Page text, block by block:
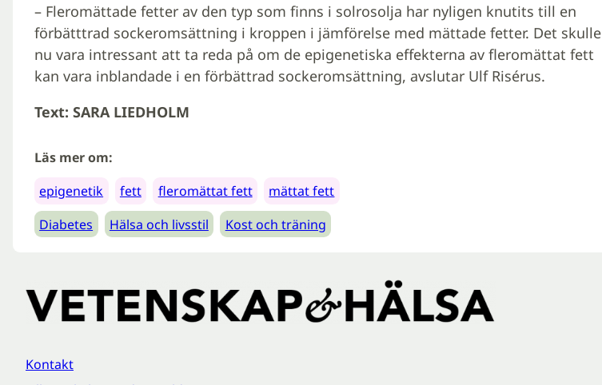
– Fleromättade fetter av den typ som finns i solrosolja har nyligen knutits till en
förbätttrad sockeromsättning i kroppen i jämförelse med mättade fetter. Det skulle
nu vara intressant att ta reda på om de epigenetiska effekterna av fleromättat fett
kan vara inblandade i en förbättrad sockeromsättning, avslutar Ulf Risérus.
Text: SARA LIEDHOLM
Läs mer om:
epigenetik
fett fleromättat fett
mättat fett
Diabetes
Hälsa och livsstil Kost och träning
Kontakt